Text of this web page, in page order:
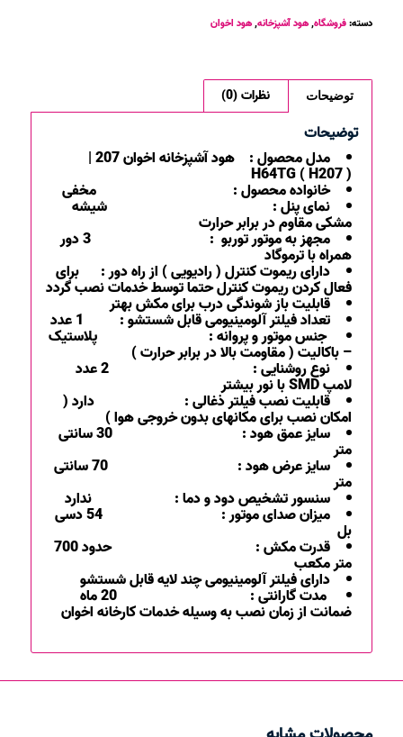
دسته:فروشگاه,هود آشپزخانه,هود اخوان
توضیحات نظرات (0)
توضیحات
مدل محصول :
هود آشپزخانه اخوان 207 |
H64TG ( H207 )
خانواده محصول : مخفی
نمای پنل : شیشه
مشکی مقاوم در برابر حرارت
مجهز به موتور توربو : 3 دور
همراه با ترموگاد
دارای ریموت کنترل ( رادیویی ) از راه دور : برای
فعال کردن ریموت کنترل حتما توسط خدمات نصب گردد
قابلیت باز شوندگی درب برای مکش بهتر
تعداد فیلتر آلومینیومی قابل شستشو : 1 عدد
جنس موتور و پروانه : پلاستیک
– باکالیت ( مقاومت بالا در برابر حرارت )
نوع روشنایی : 2 عدد
لامپ SMD با نور بیشتر
قابلیت نصب فیلتر ذغالی : دارد (
امکان نصب برای مکانهای بدون خروجی هوا )
سایز عمق هود : 30 سانتی
متر
سایز عرض هود : 70 سانتی
متر
سنسور تشخیص دود و دما : ندارد
میزان صدای موتور : 54 دسی
بل
قدرت مکش : حدود 700
متر مکعب
دارای فیلتر آلومینیومی چند لایه قابل شستشو
مدت گارانتی : 20 ماه
ضمانت از زمان نصب به وسیله خدمات کارخانه اخوان